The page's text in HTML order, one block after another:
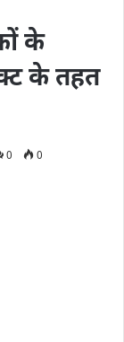
के
के तहत
0
0